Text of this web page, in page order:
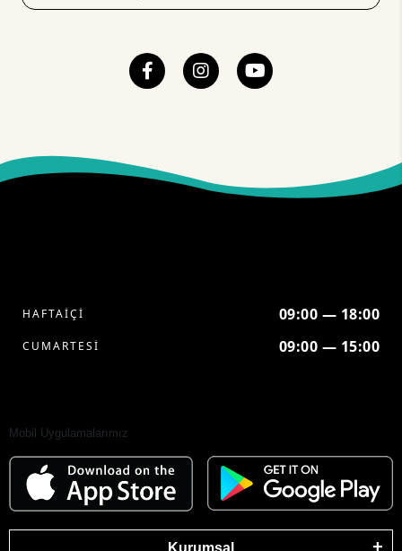
HAFTAİÇİ 09:00 — 18:00
CUMARTESİ 09:00 — 15:00
Mobil Uygulamalarımız
Kurumsal